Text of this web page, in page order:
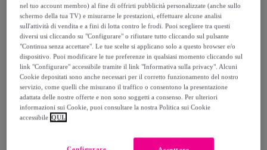
Venduto daInnovaGoods
Consegna
Spedizione gratuita
nel tuo account membro) al fine di offrirti pubblicità personalizzate (anche sullo
schermo della tua TV) e misurarne le prestazioni, effettuare alcune analisi
sull'attività di vendita e a fini di lotta contro le frodi. Puoi scegliere tra questi
diversi usi cliccando su "Configurare" o rifiutare tutto cliccando sul pulsante
"Continua senza accettare". Le tue scelte si applicano solo a questo browser e/o
dispositivo. Puoi modificare le tue preferenze in qualsiasi momento cliccando sul
link "Configurare" accessibile tramite il link "Informativa sulla privacy". Alcuni
Cookie depositati sono anche necessari per il corretto funzionamento del nostro
servizio, come quelli che misurano il traffico o consentono la presentazione
adattata delle nostre offerte e non sono soggetti a consenso. Per ulteriori
informazioni sui Cookie, puoi consultare la nostra Politica sui Cookie
accessibile QUI.